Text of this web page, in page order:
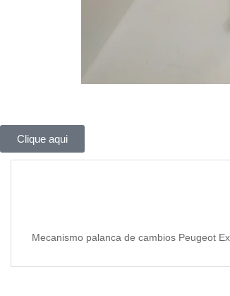
Clique aqui
Mecanismo palanca de cambios Peugeot